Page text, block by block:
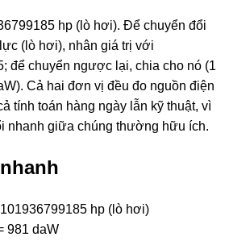
hp (lò hơi). Để chuyển đổi
(lò hơi), nhân giá trị với
để chuyển ngược lại, chia cho nó (1
Cả hai đơn vị đều đo nguồn điện
tính toán hàng ngày lẫn kỹ thuật, vì
nhanh giữa chúng thường hữu ích.
hp (lò hơi)
981 daW